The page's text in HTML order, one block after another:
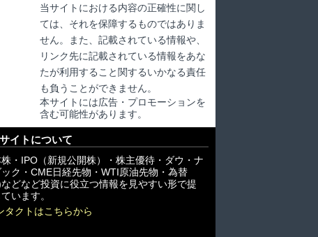
当サイトにおける内容の正確性に関し
ては、それを保障するものではありま
せん。また、記載されている情報や、
リンク先に記載されている情報をあな
たが利用すること関するいかなる責任
も負うことができません。
本サイトには広告・プロモーションを
含む可能性があります。
イトについて
株・IPO（新規公開株）・株主優待・ダウ・ナ
ック・CME日経先物・WTI原油先物・為替
どなど投資に役立つ情報を見やすい形で提
います。
タクトはこちらから